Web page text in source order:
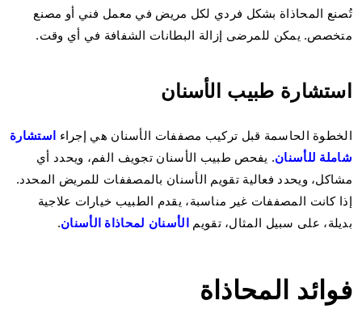
تُصنع المحاذاة بشكل فردي لكل مريض في معمل فني أو مصنع
متخصص. يمكن للمرضى إزالة البطانات الشفافة في أي وقت.
استشارة طبيب الأسنان
الخطوة الحاسمة قبل تركيب مصففات الأسنان هي إجراء
استشارة
شاملة للأسنان. يفحص طبيب الأسنان تجويف الفم، ويحدد أي
مشاكل، ويحدد فعالية تقويم الأسنان بالمصففات للمريض المحدد.
إذا كانت المصففات غير مناسبة، يقدم الطبيب خيارات علاجية
بديلة، على سبيل المثال، تقويم
الأسنان لمحاذاة الأسنان.
فوائد المحاذاة